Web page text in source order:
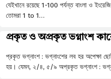
যেইখানে রয়েছে 1-100 পর্যন্ত বাংলা ও
তোমরা 1 to 1…
প্রকৃত ও অপ্রকৃত ভগ্নাংশ
প্রকৃত ভগ্নাংশ : ভগ্নাংশের লব হর অপেক্ষা
হয়। যেমন, ২/৪, ৫/৯ অপ্রকৃত ভগ্নাংশ :